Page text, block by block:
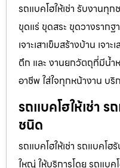
รถแบคโฮให้เช่า รับงานทุ
ขุดแร่ ขุดสระ ขุดวางรากฐ
เจาะเสาเข็มสร้างบ้าน เจาะ
ตึก และ งานยกวัตถุที่มีน้
อาชีพ ใส่ใจทุกหน้างาน บริ
รถแบคโฮให้เช่า
ชนิด
รถแบคโฮให้เช่า รถแบคโฮ
ใหญ่ ให้บริการโดย รถแบ